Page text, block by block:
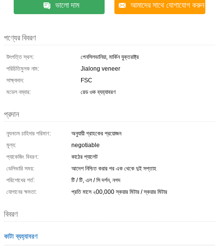
ভালো দাম আমাদের সাথে যোগাযোগ করুন
পণ্যের বিবরণ
উৎপত্তি স্থল:
পেনসিলভানিয়া, মার্কিন যুক্তরাষ্ট্র
পরিচিতিমুলক নাম:
Jialong veneer
সাক্ষ্যদান:
FSC
মডেল নম্বার:
রেড ওক ব্যহ্যাবরণ
প্রদান
ন্যূনতম চাহিদার পরিমাণ:
অনুযায়ী গ্রাহকের প্রয়োজন
মূল্য:
negotiable
প্যাকেজিং বিবরণ:
কাঠের প্যালেট
ডেলিভারি সময়:
আদেশ নিশ্চিত করার পর এক থেকে দুই সপ্তাহ
পরিশোধের শর্ত:
টি / টি, এল / সি দর্শন, নগদ
যোগানের ক্ষমতা:
প্রতি মাসে ২00,000 স্কয়ার মিটার / স্কয়ার মিটার
বিবরণ
কাটা ব্যহ্যাবরণ